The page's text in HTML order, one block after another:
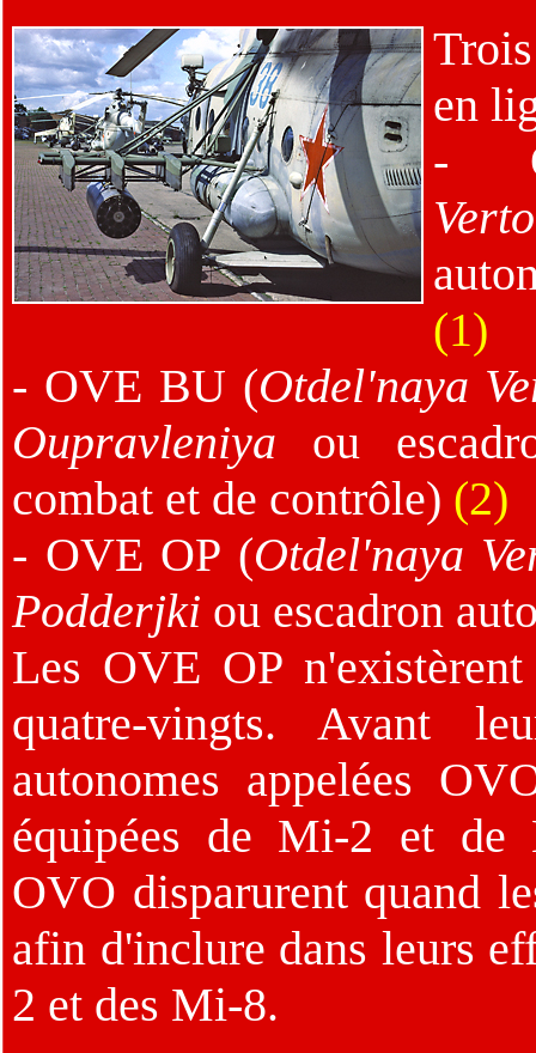
en
-
(1)
- OVE BU (Otdel'naya
Oupravleniya ou
combat et de contrôle) (2)
- OVE OP (Otdel'naya
Podderjki ou escadron
Les OVE OP
quatre-vingts. Avant
autonomes appelées
équipées de Mi-2 et de
OVO disparurent quand
afin d'inclure dans leurs
2 et des Mi-8.